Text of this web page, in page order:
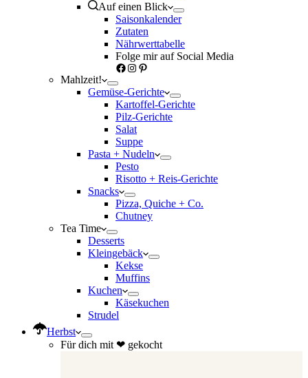
Auf einen Blick
Saisonkalender
Zutaten
Nährwerttabelle
Folge mir auf Social Media
Facebook
Instagram
Pinterest
Mahlzeit!
Gemüse-Gerichte
Kartoffel-Gerichte
Pilz-Gerichte
Salat
Suppe
Pasta + Nudeln
Pesto
Risotto + Reis-Gerichte
Snacks
Pizza, Quiche + Co.
Chutney
Tea Time
Desserts
Kleingebäck
Kekse
Muffins
Kuchen
Käsekuchen
Strudel
Herbst
Für dich mit ❤ gekocht